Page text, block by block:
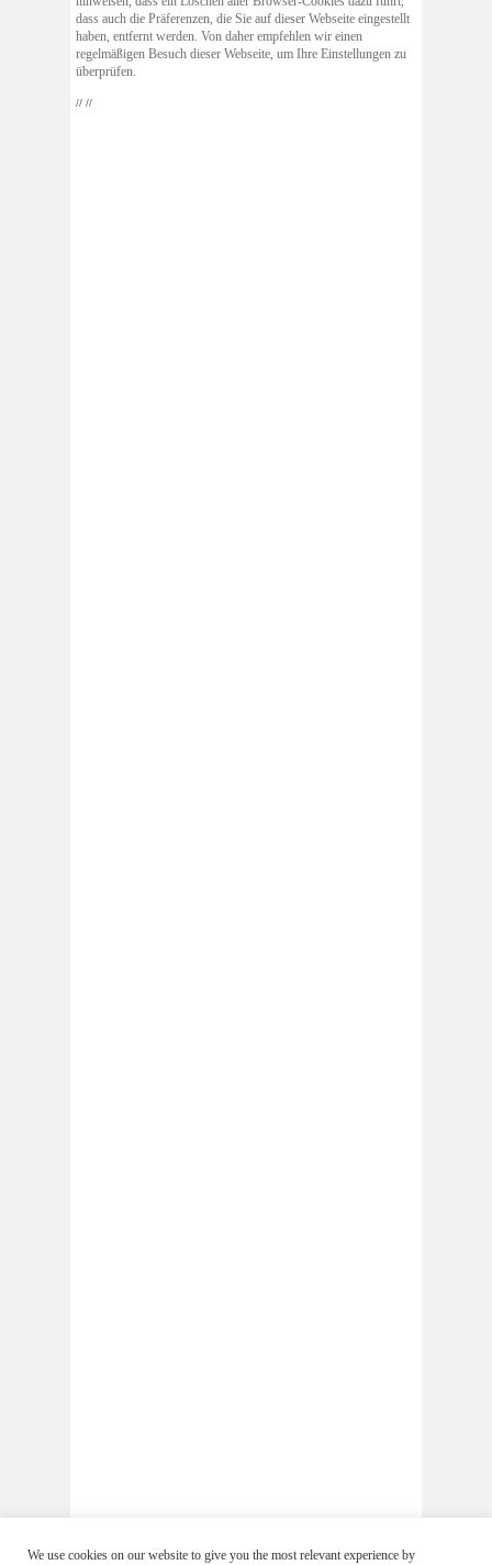
We use cookies on our website to give you the most relevant experience by